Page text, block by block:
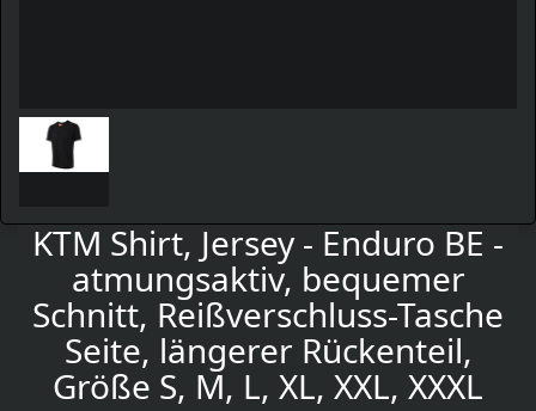
KTM Shirt, Jersey - Enduro BE -
atmungsaktiv, bequemer
Schnitt, Reißverschluss-Tasche
Seite, längerer Rückenteil,
Größe S, M, L, XL, XXL, XXXL